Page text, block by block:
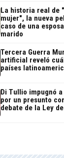
La historia real de
mujer", la nueva
caso de una
marido
Tercera Guerra
artificial reveló
países
Di Tullio impugnó
por un presunto
debate de la Ley